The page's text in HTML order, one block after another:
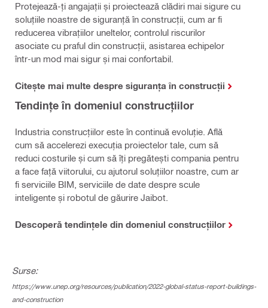
Protejează-ți angajații și proiectează clădiri mai sigure cu
soluțiile noastre de siguranță în construcții, cum ar fi
reducerea vibrațiilor uneltelor, controlul riscurilor
asociate cu praful din construcții, asistarea echipelor
într-un mod mai sigur și mai confortabil.
Citește mai multe despre siguranța în construcții
Tendințe în domeniul construcțiilor
Industria construcțiilor este în continuă evoluție. Află
cum să accelerezi execuția proiectelor tale, cum să
reduci costurile și cum să îți pregătești compania pentru
a face față viitorului, cu ajutorul soluțiilor noastre, cum ar
fi serviciile BIM, serviciile de date despre scule
inteligente și robotul de găurire Jaibot.
Descoperă tendințele din domeniul construcțiilor
Surse:
https://www.unep.org/resources/publication/2022-global-status-report-buildings-
and-construction